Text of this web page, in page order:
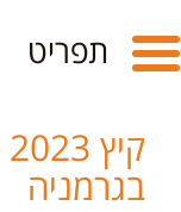
Toggle
navigation
תפריט
בגרמניה